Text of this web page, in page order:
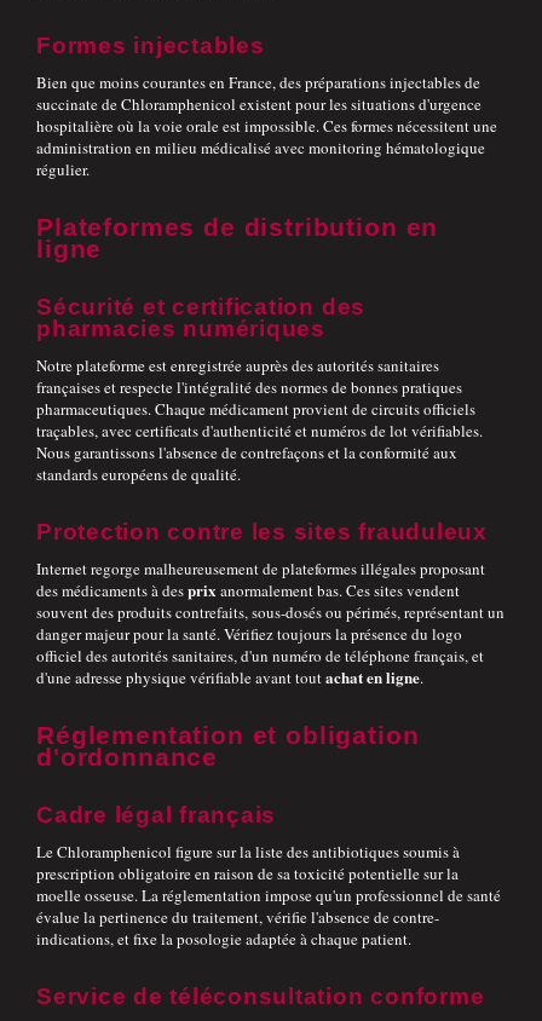
Formes injectables
Bien que moins courantes en France, des préparations injectables de
succinate de Chloramphenicol existent pour les situations d'urgence
hospitalière où la voie orale est impossible. Ces formes nécessitent une
administration en milieu médicalisé avec monitoring hématologique
régulier.
Plateformes de distribution en
ligne
Sécurité et certification des
pharmacies numériques
Notre plateforme est enregistrée auprès des autorités sanitaires
françaises et respecte l'intégralité des normes de bonnes pratiques
pharmaceutiques. Chaque médicament provient de circuits officiels
traçables, avec certificats d'authenticité et numéros de lot vérifiables.
Nous garantissons l'absence de contrefaçons et la conformité aux
standards européens de qualité.
Protection contre les sites frauduleux
Internet regorge malheureusement de plateformes illégales proposant
des médicaments à desprixanormalement bas. Ces sites vendent
souvent des produits contrefaits, sous-dosés ou périmés, représentant un
danger majeur pour la santé. Vérifiez toujours la présence du logo
officiel des autorités sanitaires, d'un numéro de téléphone français, et
d'une adresse physique vérifiable avant toutachat en ligne.
Réglementation et obligation
d'ordonnance
Cadre légal français
Le Chloramphenicol figure sur la liste des antibiotiques soumis à
prescription obligatoire en raison de sa toxicité potentielle sur la
moelle osseuse. La réglementation impose qu'un professionnel de santé
évalue la pertinence du traitement, vérifie l'absence de contre-
indications, et fixe la posologie adaptée à chaque patient.
Service de téléconsultation conforme